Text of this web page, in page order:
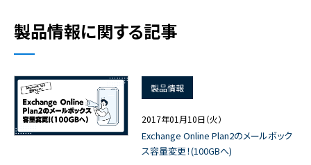
製品情報に関する記事
製品情報
2017年01月10日（火）
Exchange Online Plan2のメールボック
ス容量変更！(100GBへ)